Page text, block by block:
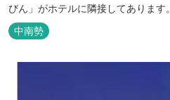
びん」がホテルに隣接してあります。
中南勢